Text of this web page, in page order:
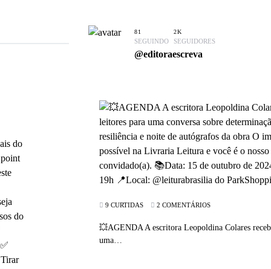
81
SEGUINDO
2K
SEGUIDORES
@editoraescreva
9 CURTIDAS 2 COMENTÁRIOS
💥AGENDA A escritora Leopoldina Colares
uma…